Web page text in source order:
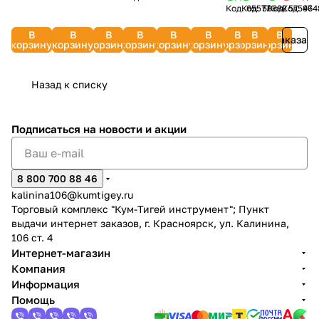
135(HWDM01-
T003)
В
корзину
КОБАЛЬТ
919-470
В
корзину
31700
В
корзину
Plasma
62/2
(5 шт.)
В
корзину
КОБАЛЬТ
790-
В
корзину
4932471423
В
корзину
Код.65577
В
корзину
FUBAG
992510
Код.50682
В
корзину
069
Код.57547
В
корзину
Код.
Заказать
Назад к списку
Подписаться на новости и акции
8 800 700 88 46
kalinina106@kumtigey.ru
Торговый комплекс "Кум-Тигей инструмент"; Пункт
выдачи интернет заказов, г. Красноярск, ул. Калинина,
106 ст. 4
Интернет-магазин
Компания
Информация
Помощь